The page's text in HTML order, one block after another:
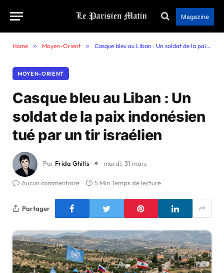
Magazine
Home » Moyen-Orient » Casque bleu au Liban : Un soldat de la paix indonésien tué par un tir israélien
MOYEN-ORIENT
Casque bleu au Liban : Un
soldat de la paix indonésien
tué par un tir israélien
Par Frida Ghitis mardi, 31 mars
Aucun commentaire 5 Min Temps de lecture
Partager